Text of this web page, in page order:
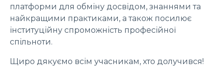
платформи для обміну досвідом, знаннями та
найкращими практиками, а також посилює
інституційну спроможність професійної
спільноти.
Щиро дякуємо всім учасникам, хто долучився!